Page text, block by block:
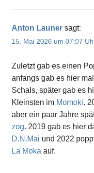
Anton Launer sagt:
15. Mai 2026 um 07:07
Zuletzt gab es einen
anfangs gab es hier
Schals, später gab es
Kleinsten im Momoki.
aber ein paar Jahre
zog. 2019 gab es hier
D.N.Mai und 2022
La Moka auf.